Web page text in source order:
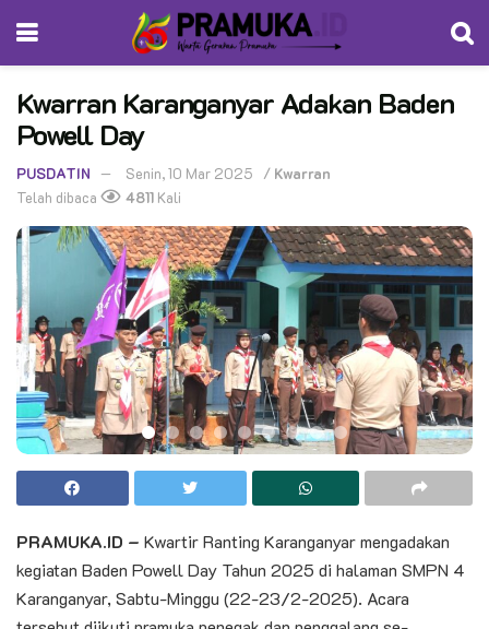
Kwarran Karanganyar Adakan Baden
Powell Day
PUSDATIN Senin, 10 Mar 2025 / Kwarran
Telah dibaca
4811 Kali
PRAMUKA.ID – Kwartir Ranting Karanganyar mengadakan
kegiatan Baden Powell Day Tahun 2025 di halaman SMPN 4
Karanganyar, Sabtu-Minggu (22-23/2-2025). Acara